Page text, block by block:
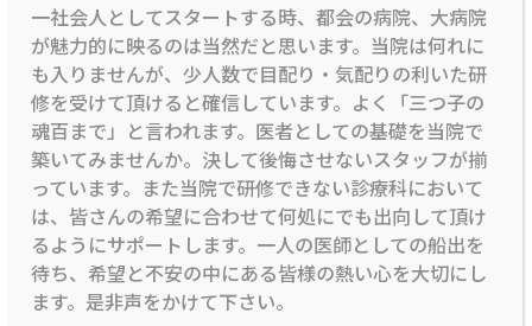
一社会人としてスタートする時、都会の病院、大病院
が魅力的に映るのは当然だと思います。当院は何れに
も入りませんが、少人数で目配り・気配りの利いた研
修を受けて頂けると確信しています。よく「三つ子の
魂百まで」と言われます。医者としての基礎を当院で
築いてみませんか。決して後悔させないスタッフが揃
っています。また当院で研修できない診療科において
は、皆さんの希望に合わせて何処にでも出向して頂け
るようにサポートします。一人の医師としての船出を
待ち、希望と不安の中にある皆様の熱い心を大切にし
ます。是非声をかけて下さい。